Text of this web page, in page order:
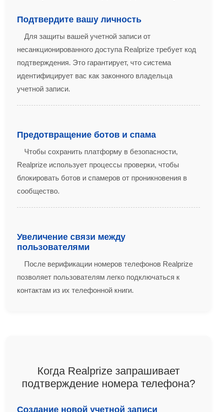
Подтвердите вашу личность
Для защиты вашей учетной записи от
несанкционированного доступа Realprize требует код
подтверждения. Это гарантирует, что система
идентифицирует вас как законного владельца
учетной записи.
Предотвращение ботов и спама
Чтобы сохранить платформу в безопасности,
Realprize использует процессы проверки, чтобы
блокировать ботов и спамеров от проникновения в
сообщество.
Увеличение связи между
пользователями
После верификации номеров телефонов Realprize
позволяет пользователям легко подключаться к
контактам из их телефонной книги.
Когда Realprize запрашивает
подтверждение номера телефона?
Создание новой учетной записи